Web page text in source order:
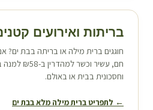
בריתות ואירועים
חוגגים ברית מילה או בריתה בבת ים?
חם, עשיר
וחסכונית בבית או באולם.
← לתפריט ברית מילה מלא בבת ים